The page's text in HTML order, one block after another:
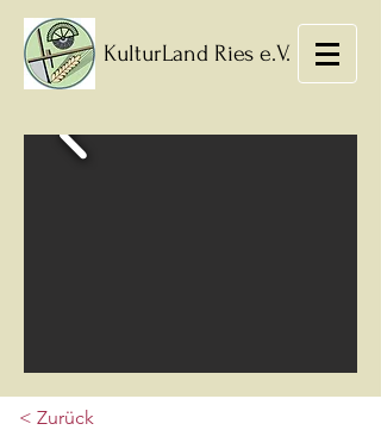
KulturLand Ries e.V.
< Zurück